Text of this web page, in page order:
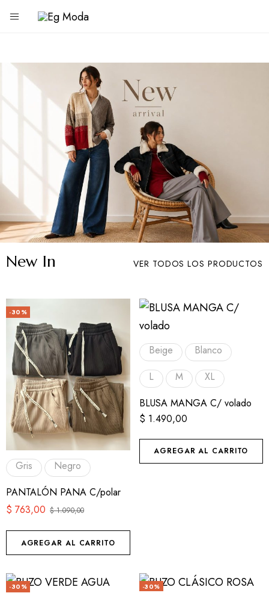
Tienda
New In VER TODOS LOS PRODUCTOS
-30%
Gris
Negro
PANTALÓN PANA C/polar
$1.090,00
$ 763,00
AGREGAR AL CARRITO
Beige
Blanco
L
M
XL
BLUSA MANGA C/ volado
$ 1.490,00
AGREGAR AL CARRITO
-30% -30%